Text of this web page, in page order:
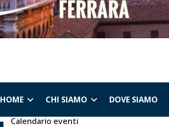
HOME CHI SIAMO DOVE SIAMO
Calendario eventi